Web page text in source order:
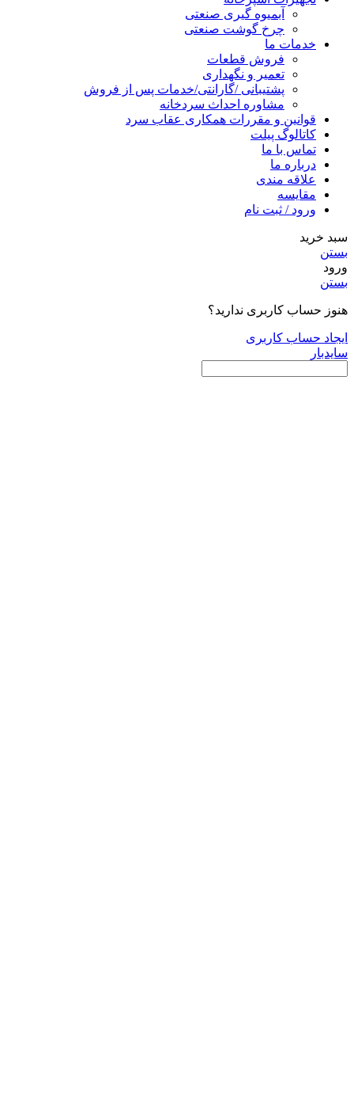
آبمیوه گیری صنعتی
چرخ گوشت صنعتی
خدمات ما
فروش قطعات
تعمیر و نگهداری
پشتیبانی /گارانتی/خدمات پس از فروش
مشاوره احداث سردخانه
قوانین و مقررات همکاری عقاب سرد
کاتالوگ پیلت
تماس با ما
درباره ما
علاقه مندی
مقایسه
ورود / ثبت نام
سبد خرید
بستن
ورود
بستن
هنوز حساب کاربری ندارید؟
ایجاد حساب کاربری
سایدبار